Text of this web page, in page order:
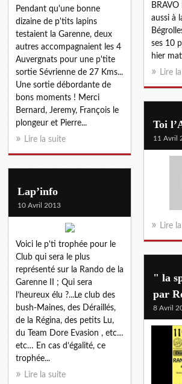
aussi à
ses 10
hier
Lire
Pendant qu'une bonne
dizaine de p'tits lapins
testaient la Garenne, deux
autres accompagnaient les 4
Auvergnats pour une p'tite
sortie Sévrienne de 27 Kms...
Une sortie débordante de
bons moments ! Merci
Bernard, Jeremy, François le
plongeur et Pierre...
Lire la suite
Toi
11 Avril
Lire
Lap’info
10 Avril 2013
Voici le p'ti trophée pour le
Club qui sera le plus
représenté sur la Rando de la
Garenne II ; Qui sera
l’heureux élu ?...Le club des
bush-Maines, des Déraillés,
de la Régina, des petits Lu,
du Team Dore Evasion , etc…
etc… En cas d’égalité, ce
trophée...
Lire la suite
" la
par
8 Avril